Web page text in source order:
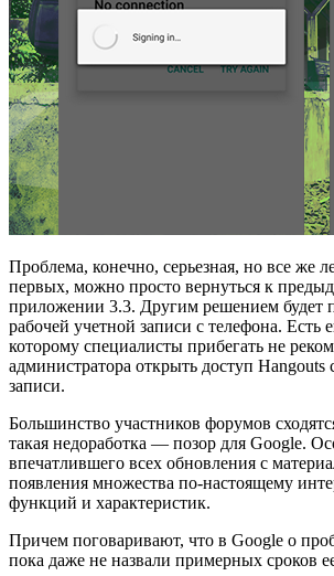
Проблема, конечно, серьезная, но все же
первых, можно просто вернуться к
приложении 3.3. Другим решением будет
рабочей учетной записи с телефона. Есть
которому специалисты прибегать не
администратора открыть доступ Hangouts
записи.
Большинство участников форумов
такая недоработка — позор для Google.
впечатлившего всех обновления с
появления множества по-настоящему
функций и характеристик.
Причем поговаривают, что в Google о
пока даже не назвали примерных сроков